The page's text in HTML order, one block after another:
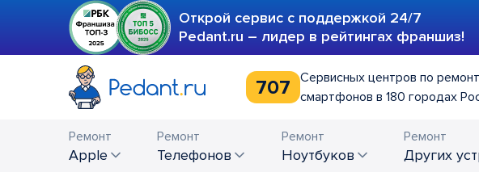
Открой сервис с поддержкой 24/7
Pedant.ru – лидер в рейтингах франшиз!
707
Сервисных центров по
смартфонов в 180 городах
Ремонт
Apple
Ремонт
телефонов
Ремонт
ноутбуков
Ремонт
других